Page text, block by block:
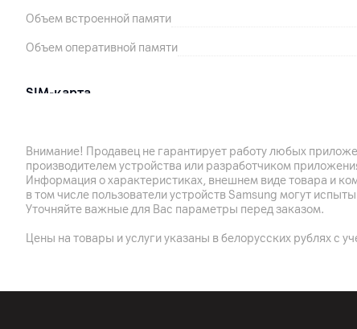
Объем встроенной памяти
Объем оперативной памяти
SIM-карта
Формат SIM
eSim
Внимание! Продавец не гарантирует работу любых
производителем устройства или разработчиком
Информация о характеристиках, внешнем виде товара и
в том числе пользователи устройств Samsung могут
Уточняйте важные для Вас параметры перед заказом.
Цены на товары и услуги указаны в белорусских рублях с